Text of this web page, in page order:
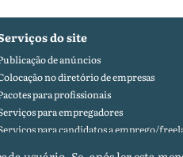
do site
de anúncios
no diretório de empresas
para profissionais
para empregadores
para candidatos a emprego/